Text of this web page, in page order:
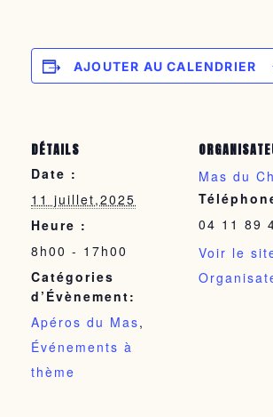
AJOUTER AU CALENDRIER
DÉTAILS
Date :
11 juillet,2025
Heure :
8h00 - 17h00
Catégories
d’Évènement:
Apéros du Mas,
Événements à
thème
Mas du
04 11 89
Voir le